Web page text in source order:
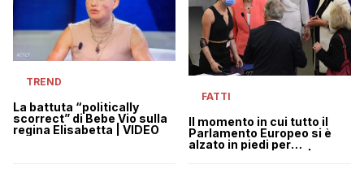
TREND
La battuta “politically
scorrect” di Bebe Vio sulla
regina Elisabetta | VIDEO
FATTI
Il momento in cui tutto il
Parlamento Europeo si è
alzato in piedi per